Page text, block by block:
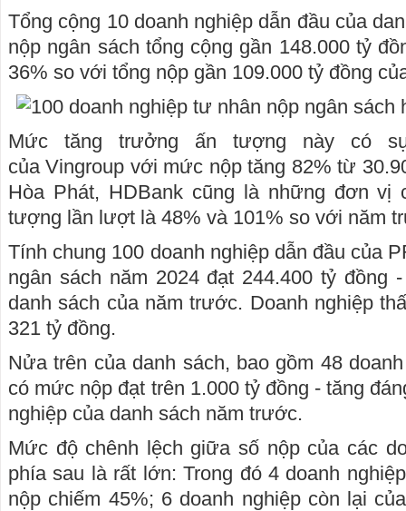
Tổng cộng 10 doanh nghiệp dẫn đầu của
nộp ngân sách tổng cộng gần 148.000 tỷ
36% so với tổng nộp gần 109.000 tỷ đồng
Mức tăng trưởng ấn tượng này có
của Vingroup với mức nộp tăng 82% từ
Hòa Phát, HDBank cũng là những đơn vị
tượng lần lượt là 48% và 101% so với năm
Tính chung 100 doanh nghiệp dẫn đầu của
ngân sách năm 2024 đạt 244.400 tỷ đồng
danh sách của năm trước. Doanh nghiệp
321 tỷ đồng.
Nửa trên của danh sách, bao gồm 48
có mức nộp đạt trên 1.000 tỷ đồng - tăng
nghiệp của danh sách năm trước.
Mức độ chênh lệch giữa số nộp của các
phía sau là rất lớn: Trong đó 4 doanh
nộp chiếm 45%; 6 doanh nghiệp còn lại